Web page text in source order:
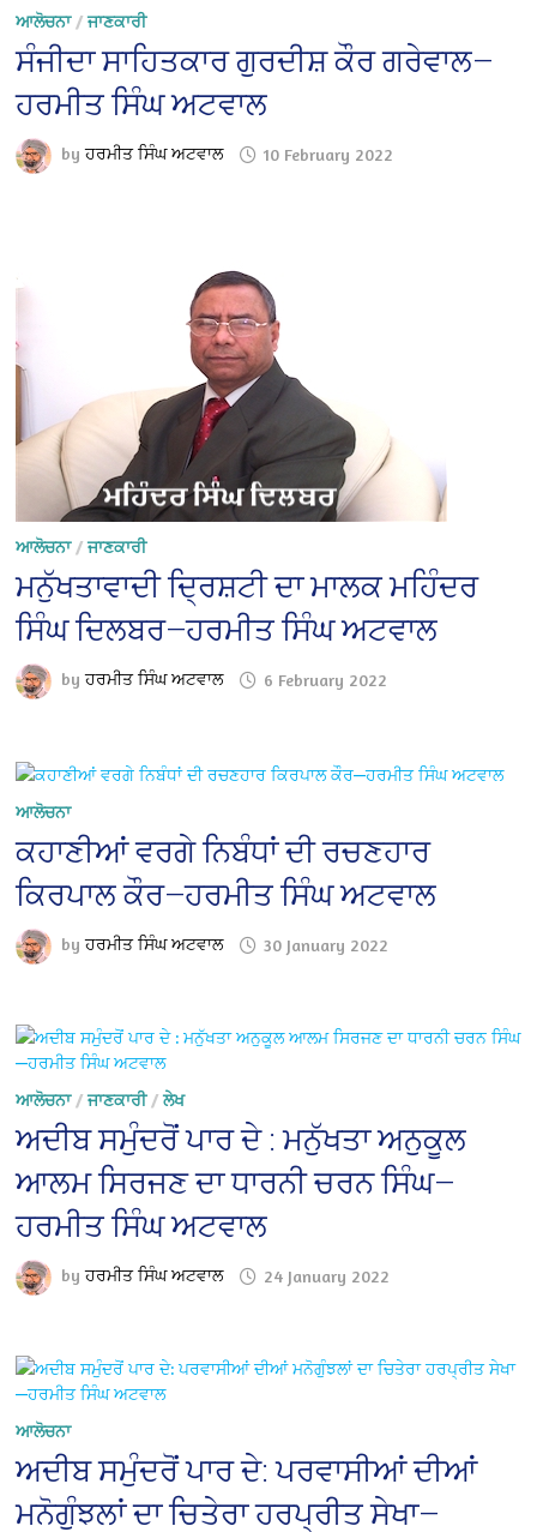
ਆਲੋਚਨਾ/ਜਾਣਕਾਰੀ
ਸੰਜੀਦਾ ਸਾਹਿਤਕਾਰ ਗੁਰਦੀਸ਼ ਕੌਰ ਗਰੇਵਾਲ—
ਹਰਮੀਤ ਸਿੰਘ ਅਟਵਾਲ
byਹਰਮੀਤ ਸਿੰਘ ਅਟਵਾਲ 10 February 2022
ਆਲੋਚਨਾ/ਜਾਣਕਾਰੀ
ਮਨੁੱਖਤਾਵਾਦੀ ਦ੍ਰਿਸ਼ਟੀ ਦਾ ਮਾਲਕ ਮਹਿੰਦਰ
ਸਿੰਘ ਦਿਲਬਰ—ਹਰਮੀਤ ਸਿੰਘ ਅਟਵਾਲ
byਹਰਮੀਤ ਸਿੰਘ ਅਟਵਾਲ 6 February 2022
ਆਲੋਚਨਾ
ਕਹਾਣੀਆਂ ਵਰਗੇ ਨਿਬੰਧਾਂ ਦੀ ਰਚਣਹਾਰ
ਕਿਰਪਾਲ ਕੌਰ—ਹਰਮੀਤ ਸਿੰਘ ਅਟਵਾਲ
byਹਰਮੀਤ ਸਿੰਘ ਅਟਵਾਲ 30 January 2022
ਆਲੋਚਨਾ/ਜਾਣਕਾਰੀ/ਲੇਖ
ਅਦੀਬ ਸਮੁੰਦਰੋਂ ਪਾਰ ਦੇ : ਮਨੁੱਖਤਾ ਅਨੁਕੂਲ
ਆਲਮ ਸਿਰਜਣ ਦਾ ਧਾਰਨੀ ਚਰਨ ਸਿੰਘ—
ਹਰਮੀਤ ਸਿੰਘ ਅਟਵਾਲ
byਹਰਮੀਤ ਸਿੰਘ ਅਟਵਾਲ 24 January 2022
ਆਲੋਚਨਾ
ਅਦੀਬ ਸਮੁੰਦਰੋਂ ਪਾਰ ਦੇ: ਪਰਵਾਸੀਆਂ ਦੀਆਂ
ਮਨੋਗੁੰਝਲਾਂ ਦਾ ਚਿਤੇਰਾ ਹਰਪ੍ਰੀਤ ਸੇਖਾ—